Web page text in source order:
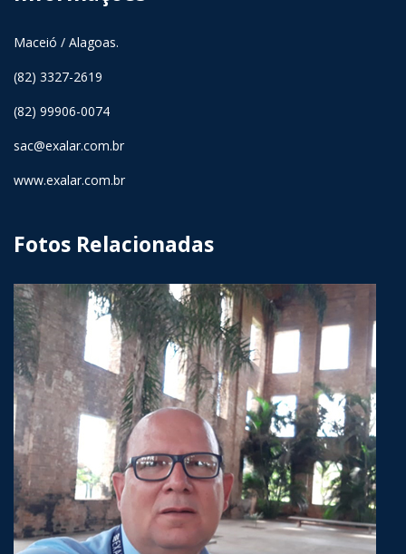
Maceió / Alagoas.
(82) 3327-2619
(82) 99906-0074
sac@exalar.com.br
www.exalar.com.br
Fotos Relacionadas